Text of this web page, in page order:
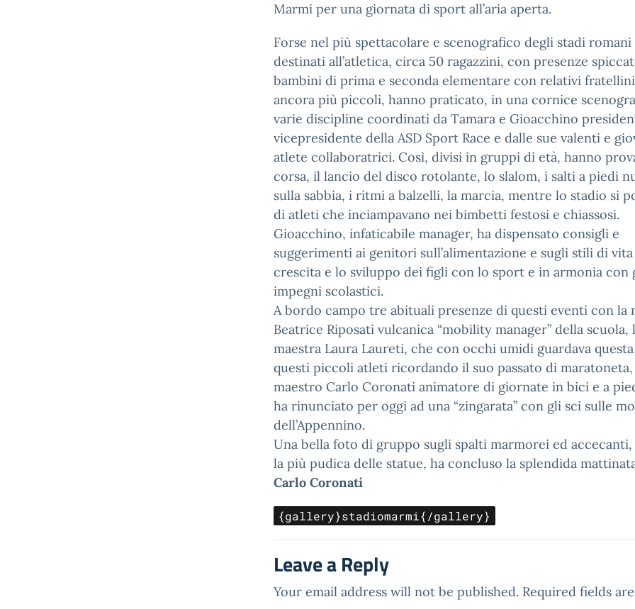
Marmi per una giornata di sport all’aria aperta.
Forse nel più spettacolare e scenografico degli stadi romani
destinati all’atletica, circa 50 ragazzini, con presenze
bambini di prima e seconda elementare con relativi fratellini
ancora più piccoli, hanno praticato, in una cornice
varie discipline coordinati da Tamara e Gioacchino
vicepresidente della ASD Sport Race e dalle sue valenti e
atlete collaboratrici. Così, divisi in gruppi di età, hanno
corsa, il lancio del disco rotolante, lo slalom, i salti a piedi
sulla sabbia, i ritmi a balzelli, la marcia, mentre lo stadio si
di atleti che inciampavano nei bimbetti festosi e chiassosi.
Gioacchino, infaticabile manager, ha dispensato consigli e
suggerimenti ai genitori sull’alimentazione e sugli stili di
crescita e lo sviluppo dei figli con lo sport e in armonia con
impegni scolastici.
A bordo campo tre abituali presenze di questi eventi con la
Beatrice Riposati vulcanica “mobility manager” della scuola,
maestra Laura Laureti, che con occhi umidi guardava
questi piccoli atleti ricordando il suo passato di
maestro Carlo Coronati animatore di giornate in bici e a
ha rinunciato per oggi ad una “zingarata” con gli sci sulle
dell’Appennino.
Una bella foto di gruppo sugli spalti marmorei ed
la più pudica delle statue, ha concluso la splendida
Carlo Coronati
{gallery}stadiomarmi{/gallery}
Leave a Reply
Your email address will not be published. Required fields